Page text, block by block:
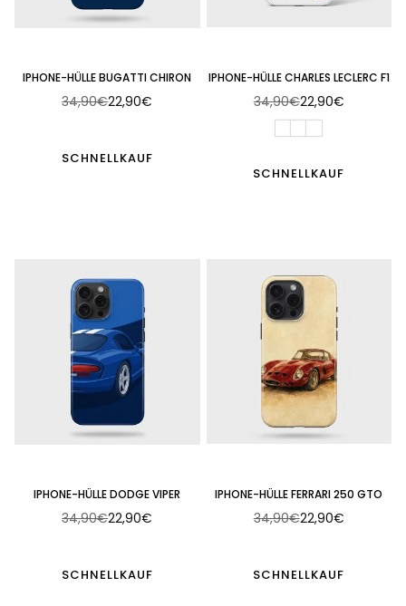
IPHONE-HÜLLE BUGATTI CHIRON
Normaler
34,90€22,90€
SCHNELLKAUF
IPHONE-HÜLLE CHARLES LECLERC F1
Normaler
34,90€22,90€
SCHNELLKAUF
IPHONE-HÜLLE DODGE VIPER
Normaler
34,90€22,90€
SCHNELLKAUF
IPHONE-HÜLLE FERRARI 250 GTO
Normaler
34,90€22,90€
SCHNELLKAUF